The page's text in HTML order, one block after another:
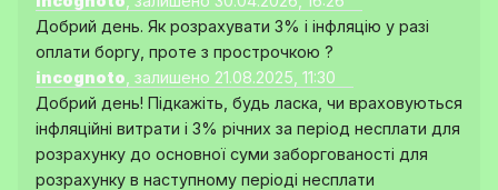
Добрий день. Як розрахувати 3% і інфляцію у разі
оплати боргу, проте з прострочкою ?
incognoto , залишено 21.08.2025, 11:30
Добрий день! Підкажіть, будь ласка, чи враховуються
інфляційні витрати і 3% річних за період несплати для
розрахунку до основної суми заборгованості для
розрахунку в наступному періоді несплати